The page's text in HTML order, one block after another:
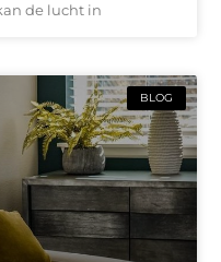
de lucht in
BLOG